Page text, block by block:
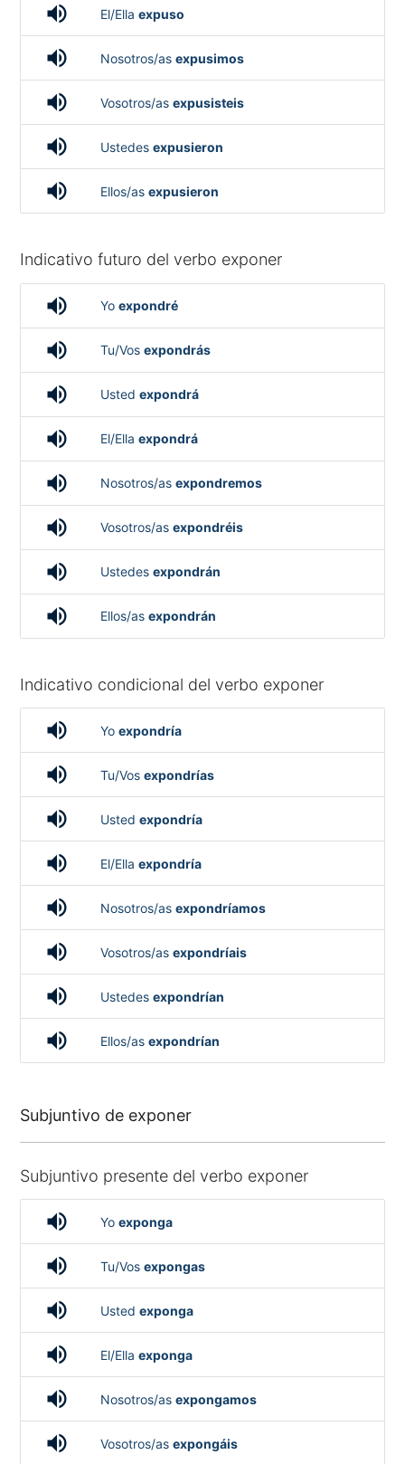
volume_up El/Ella expuso
volume_up Nosotros/as expusimos
volume_up Vosotros/as expusisteis
volume_up Ustedes expusieron
volume_up Ellos/as expusieron
Indicativo futuro del verbo exponer
volume_up Yo expondré
volume_up Tu/Vos expondrás
volume_up Usted expondrá
volume_up El/Ella expondrá
volume_up Nosotros/as expondremos
volume_up Vosotros/as expondréis
volume_up Ustedes expondrán
volume_up Ellos/as expondrán
Indicativo condicional del verbo exponer
volume_up Yo expondría
volume_up Tu/Vos expondrías
volume_up Usted expondría
volume_up El/Ella expondría
volume_up Nosotros/as expondríamos
volume_up Vosotros/as expondríais
volume_up Ustedes expondrían
volume_up Ellos/as expondrían
Subjuntivo de exponer
Subjuntivo presente del verbo exponer
volume_up Yo exponga
volume_up Tu/Vos expongas
volume_up Usted exponga
volume_up El/Ella exponga
volume_up Nosotros/as expongamos
volume_up Vosotros/as expongáis